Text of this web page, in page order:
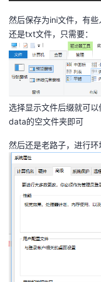
然后保存为ini文件，有
还是txt文件，只需要：
选择显示文件后缀就可
data的空文件夹即可
然后还是老路子，进行环